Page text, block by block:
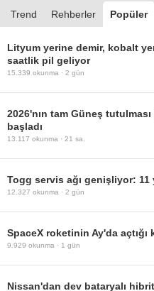
Trend Rehberler Popüler
Lityum yerine demir, kobalt
saatlik pil geliyor
15.339 okunma · 2 gün
2026'nın tam Güneş
başladı
13.117 okunma · 21 sa.
Togg servis ağı genişliyor: 11
12.327 okunma · 2 gün
SpaceX roketinin Ay'da
9.929 okunma · 1 gün
Nissan'dan dev bataryalı